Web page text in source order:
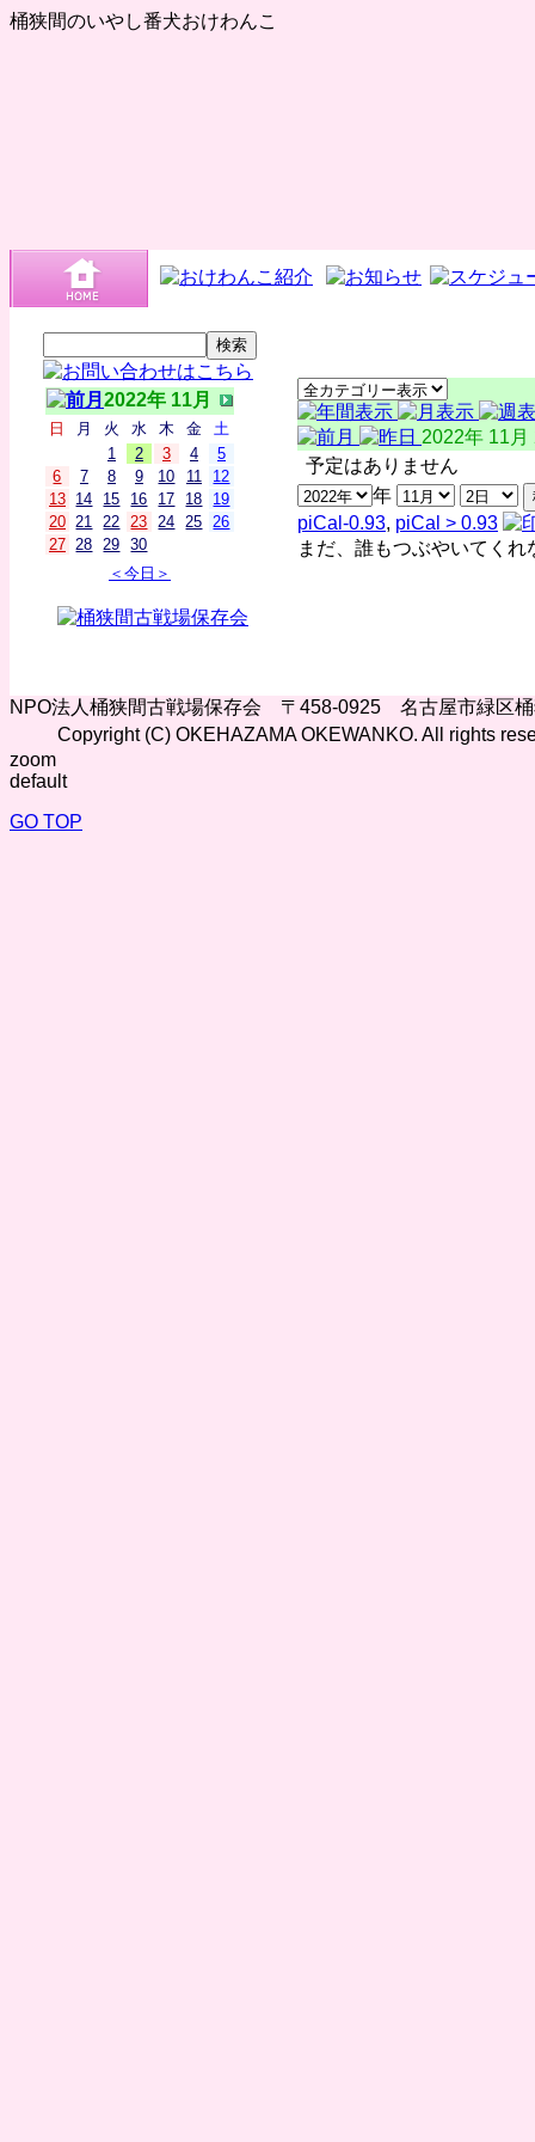
桶狭間のいやし番犬おけわんこ
2022年 11月
日 月 火 水 木 金
土
1
2 3 4
5
6
7 8 9 10 11
12
13 14 15 16 17 18
19
20 21 22 23 24 25
26
27 28 29
30
＜今日＞
2022年 11月
予定はありません
年
piCal-0.93, piCal > 0.93
まだ、誰もつぶやいてく
NPO法人桶狭間古戦場保存会 〒458-0925 名古屋市緑区桶
Copyright (C) OKEHAZAMA OKEWANKO. All rights
zoom
default
GO TOP